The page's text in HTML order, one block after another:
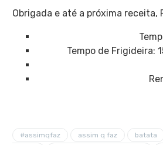
Obrigada e até a próxima receita,
Tempo de Frigideira:
#assimqfaz assim q faz batata